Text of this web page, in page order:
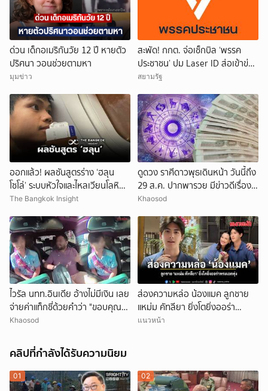
ด่วน เด็กอเมริกันวัย 12 ปี หายตัว
ปริศนา วอนช่วยตามหา
มุมข่าว
สะพัด! กกต. จ่อเช็กบิล ‘พรรค
ประชาชน’ ปม Laser ID ส่อเข้าข่าย
ยุบพรรคตาม ม.92
สยามรัฐ
ออกแล้ว! ผลชันสูตรร่าง ‘ฮลุน
โซโล่’ ระบบหัวใจและไหลเวียนโลหิต
ล้มเหลว
The Bangkok Insight
ดูดวง ราศีดาวพุธเดินหน้า วันนี้ถึง
29 ส.ค. ปากพารวย มีข่าวดีเรื่อง
เงิน-ค้าขาย
Khaosod
ไวรัล นทท.อินเดีย อ้างไม่มีเงิน เลย
จ่ายค่าแท็กซี่ด้วยคำว่า "ขอบคุณ"
คนขับอึ้ง แห่วิจารณ์
Khaosod
ส่องความหล่อ น้องแมค ลูกชาย
แหม่ม คัทลียา ยิ่งโตยิ่งออร่า
พระเอกพุ่ง
แนวหน้า
คลิปที่กำลังได้รับความนิยม
01 02